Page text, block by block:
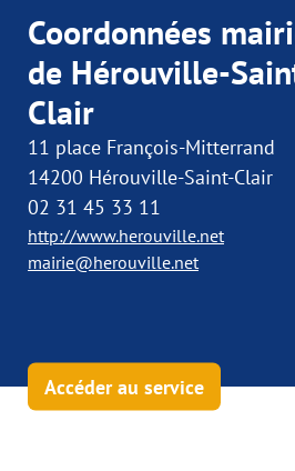
Coordonnées
de Hérouville-
Clair
11 place François-Mitterrand
14200 Hérouville-Saint-Clair
02 31 45 33 11
http://www.herouville.net
mairie@herouville.net
Accéder au service